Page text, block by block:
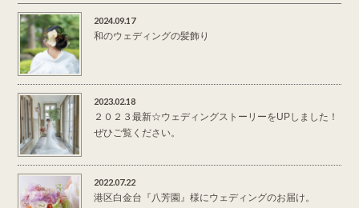
2024.09.17
和のウェディングの髪飾り
2023.02.18
２０２３最新☆ウェディングストーリーをUPしました！
ぜひご覧ください。
2022.07.22
港区白金台『八芳園』様にウェディングのお届け。